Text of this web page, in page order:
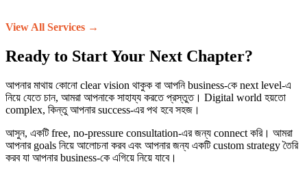
View All Services →
Ready to Start Your Next Chapter?
আপনার মাথায় কোনো clear vision থাকুক বা আপনি business-কে next level-এ
নিয়ে যেতে চান, আমরা আপনাকে সাহায্য করতে প্রস্তুত। Digital world হয়তো
complex, কিন্তু আপনার success-এর পথ হবে সহজ।
আসুন, একটি free, no-pressure consultation-এর জন্য connect করি। আমরা
আপনার goals নিয়ে আলোচনা করব এবং আপনার জন্য একটি custom strategy তৈরি
করব যা আপনার business-কে এগিয়ে নিয়ে যাবে।